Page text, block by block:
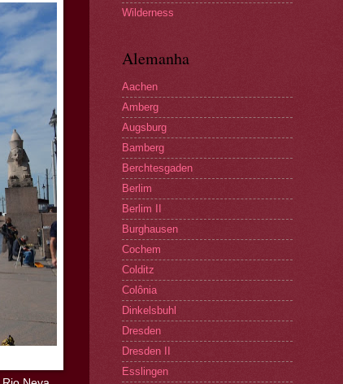
Wilderness
Alemanha
Aachen
Amberg
Augsburg
Bamberg
Berchtesgaden
Berlim
Berlim II
Burghausen
Cochem
Colditz
Colônia
Dinkelsbuhl
Dresden
Dresden II
Esslingen